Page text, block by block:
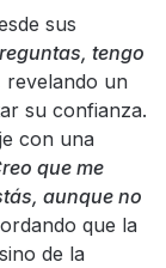
sus
tengo
revelando un
su confianza.
con una
que me
aunque no
que la
de la